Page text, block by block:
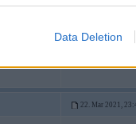
Data Deletion
22. Mar 2021,